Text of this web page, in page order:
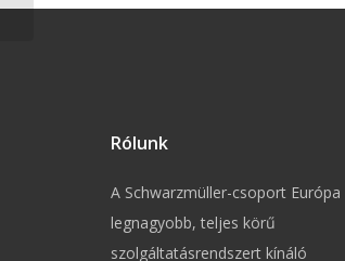
Rólunk
A Schwarzmüller-csoport Európa
legnagyobb, teljes körű
szolgáltatásrendszert kínáló